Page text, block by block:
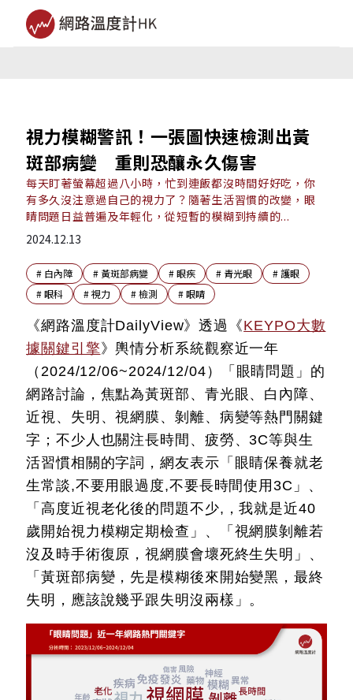
視力模糊警訊！一張圖快速檢測出黃
斑部病變 重則恐釀永久傷害
每天盯著螢幕超過八小時，忙到連飯都沒時間好好吃，你
有多久沒注意過自己的視力了？隨著生活習慣的改變，眼
睛問題日益普遍及年輕化，從短暫的模糊到持續的...
2024.12.13
# 白內障 # 黃斑部病變 #眼疾 # 青光眼 #護眼
#眼科 #視力 #檢測 #眼睛
《網路溫度計DailyView》透過《KEYPO大數
據關鍵引擎》輿情分析系統觀察近一年
（2024/12/06~2024/12/04）「眼睛問題」的
網路討論，焦點為黃斑部、青光眼、白內障、
近視、失明、視網膜、剝離、病變等熱門關鍵
字；不少人也關注長時間、疲勞、3C等與生
活習慣相關的字詞，網友表示「眼睛保養就老
生常談,不要用眼過度,不要長時間使用3C」、
「高度近視老化後的問題不少,，我就是近40
歲開始視力模糊定期檢查」、「視網膜剝離若
沒及時手術復原，視網膜會壞死終生失明」、
「黃斑部病變，先是模糊後來開始變黑，最終
失明，應該說幾乎跟失明沒兩樣」。